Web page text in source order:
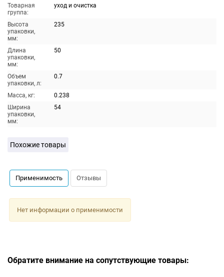
Товарная
группа:
уход и очистка
Высота
упаковки,
мм:
235
Длина
упаковки,
мм:
50
Объем
упаковки, л:
0.7
Масса, кг:
0.238
Ширина
упаковки,
мм:
54
Похожие товары
Применимость Отзывы
Нет информации о применимости
Обратите внимание на сопутствующие товары: